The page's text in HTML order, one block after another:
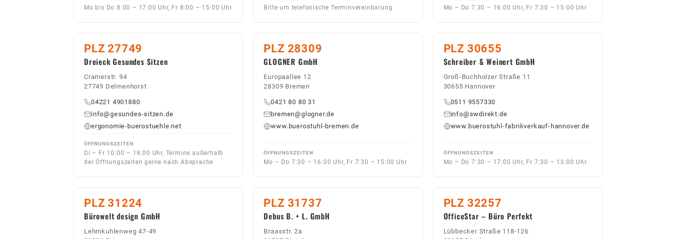
Mo bis Do 8:00 – 17:00 Uhr, Fr 8:00 – 15:00 Uhr Bitte um telefonische Terminvereinbarung Mo – Do 7:30 – 16:00 Uhr, Fr 7:30 – 15:00 Uhr
PLZ 27749
Dreieck Gesundes Sitzen
Cramerstr. 94
27749 Delmenhorst
04221 4901880
info@gesundes-sitzen.de
ergonomie-buerostuehle.net
ÖFFNUNGSZEITEN
Di – Fr 10:00 – 16:00 Uhr, Termine außerhalb
der Öffnungszeiten gerne nach Absprache
PLZ 28309
GLOGNER GmbH
Europaallee 12
28309 Bremen
0421 80 80 31
bremen@glogner.de
www.buerostuhl-bremen.de
ÖFFNUNGSZEITEN
Mo – Do 7:30 – 16:00 Uhr, Fr 7:30 – 15:00 Uhr
PLZ 30655
Schreiber & Weinert GmbH
Groß-Buchholzer Straße 11
30655 Hannover
0511 9557330
info@swdirekt.de
www.buerostuhl-fabrikverkauf-hannover.de
ÖFFNUNGSZEITEN
Mo – Do 7:30 – 17:00 Uhr, Fr 7:30 – 13:00 Uhr
PLZ 31224
Bürowelt design GmbH
Lehmkuhlenweg 47-49
PLZ 31737
Debus B. + L. GmbH
Braasstr. 2a
PLZ 32257
OfficeStar – Büro Perfekt
Lübbecker Straße 118-126